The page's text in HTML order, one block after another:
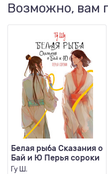
Возможно, вам
Белая рыба Сказания о
Бай и Ю Перья сороки
Гу Ш.